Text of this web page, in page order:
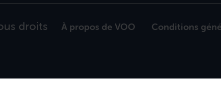
droits
À propos de VOO Conditions